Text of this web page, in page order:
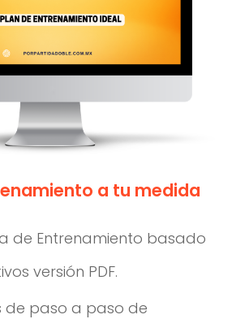
a tu medida
de Entrenamiento basado
versión PDF.
de paso a paso de